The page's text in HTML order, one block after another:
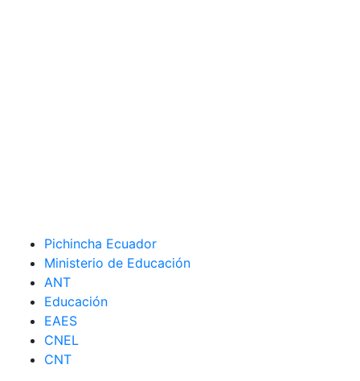
Pichincha Ecuador
Ministerio de Educación
ANT
Educación
EAES
CNEL
CNT